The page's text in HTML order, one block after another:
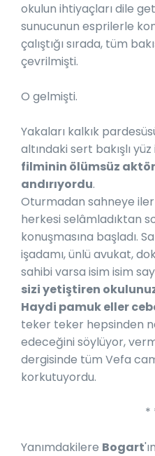
okulun ihtiyaçları dile
sunucunun esprilerle
çalıştığı sırada, tüm
çevrilmişti.
O gelmişti.
Yakaları kalkık
altındaki sert bakışlı
filminin ölümsüz
andırıyordu.
Oturmadan sahneye
herkesi selâmladıktan
konuşmasına başladı.
işadamı, ünlü avukat,
sahibi varsa isim isim
sizi yetiştiren
Haydi pamuk eller
teker teker hepsinden
edeceğini söylüyor,
dergisinde tüm Vefa
korkutuyordu.
*
Yanımdakilere Bogart